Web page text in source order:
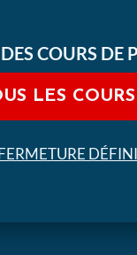
COURS DE
LES